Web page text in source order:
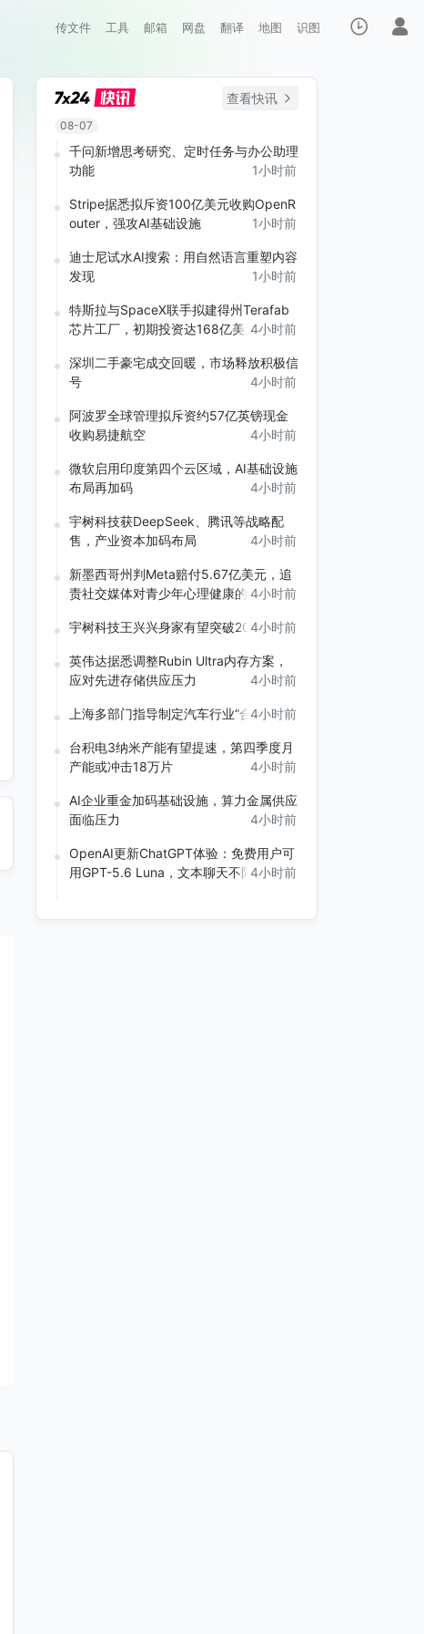
传文件 工具 邮箱 网盘 翻译 地图 识图
查看快讯
08-07
1小时前
千问新增思考研究、定时任务与办公助理
功能
1小时前
Stripe据悉拟斥资100亿美元收购OpenR
outer，强攻AI基础设施
1小时前
迪士尼试水AI搜索：用自然语言重塑内容
发现
4小时前
特斯拉与SpaceX联手拟建得州Terafab
芯片工厂，初期投资达168亿美元
4小时前
深圳二手豪宅成交回暖，市场释放积极信
号
4小时前
阿波罗全球管理拟斥资约57亿英镑现金
收购易捷航空
4小时前
微软启用印度第四个云区域，AI基础设施
布局再加码
4小时前
宇树科技获DeepSeek、腾讯等战略配
售，产业资本加码布局
4小时前
新墨西哥州判Meta赔付5.67亿美元，追
责社交媒体对青少年心理健康的影响
4小时前
宇树科技王兴兴身家有望突破200亿元
4小时前
英伟达据悉调整Rubin Ultra内存方案，
应对先进存储供应压力
4小时前
上海多部门指导制定汽车行业“合规公约”
4小时前
台积电3纳米产能有望提速，第四季度月
产能或冲击18万片
4小时前
AI企业重金加码基础设施，算力金属供应
面临压力
4小时前
OpenAI更新ChatGPT体验：免费用户可
用GPT-5.6 Luna，文本聊天不限量